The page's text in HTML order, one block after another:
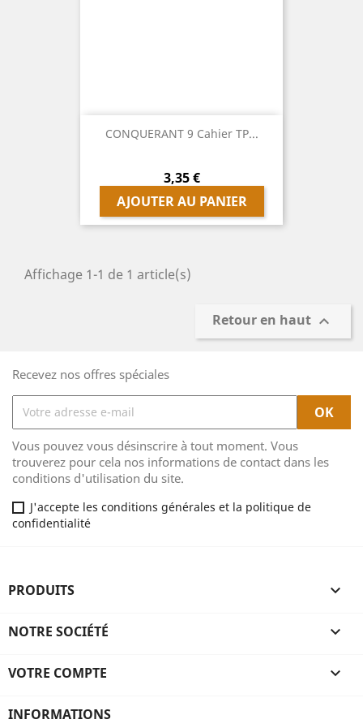
CONQUERANT 9 Cahier TP...
Prix
3,35 €
AJOUTER AU PANIER
Affichage 1-1 de 1 article(s)
Retour en haut 
Recevez nos offres spéciales
Vous pouvez vous désinscrire à tout moment. Vous
trouverez pour cela nos informations de contact dans les
conditions d'utilisation du site.
J'accepte les conditions générales et la politique de
confidentialité
PRODUITS 
NOTRE SOCIÉTÉ 
VOTRE COMPTE 
INFORMATIONS